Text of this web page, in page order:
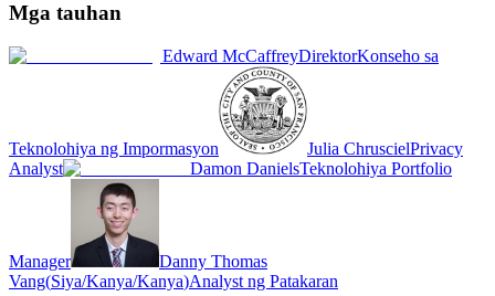
Mga tauhan
Edward McCaffreyDirektorKonseho sa
Teknolohiya ng Impormasyon Julia ChruscielPrivacy
Analyst
Damon DanielsTeknolohiya Portfolio
Manager
Danny Thomas
Vang(Siya/Kanya/Kanya)Analyst ng Patakaran